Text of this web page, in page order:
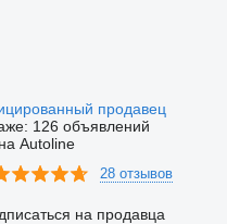
продавец
126 объявлений
Autoline
28 отзывов
на продавца